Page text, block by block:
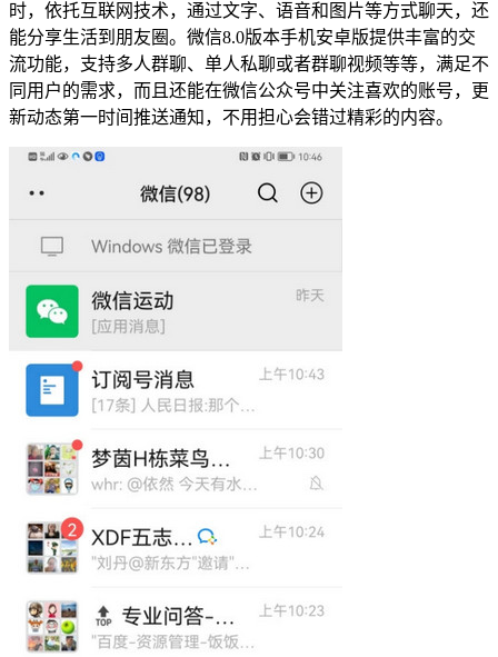
时，依托互联网技术，通过文字、语音和图片等方式聊天，还
能分享生活到朋友圈。微信8.0版本手机安卓版提供丰富的交
流功能，支持多人群聊、单人私聊或者群聊视频等等，满足不
同用户的需求，而且还能在微信公众号中关注喜欢的账号，更
新动态第一时间推送通知，不用担心会错过精彩的内容。